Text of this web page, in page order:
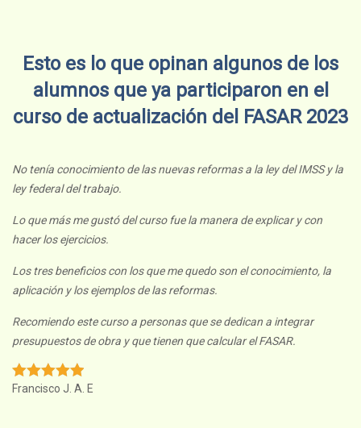
Esto es lo que opinan algunos de los
alumnos que ya participaron en el
curso de actualización del FASAR 2023
No tenía conocimiento de las nuevas reformas a la ley del IMSS y la
ley federal del trabajo.
Lo que más me gustó del curso fue la manera de explicar y con
hacer los ejercicios.
Los tres beneficios con los que me quedo son el conocimiento, la
aplicación y los ejemplos de las reformas.
Recomiendo este curso a personas que se dedican a integrar
presupuestos de obra y que tienen que calcular el FASAR.
Francisco J. A. E